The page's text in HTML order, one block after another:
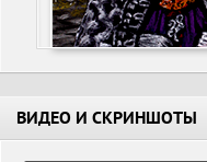
ВИДЕО И СКРИНШОТЫ